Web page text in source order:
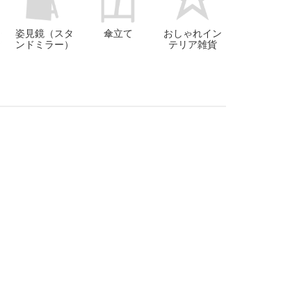
姿見鏡（スタ
ンドミラー）
傘立て
おしゃれイン
テリア雑貨